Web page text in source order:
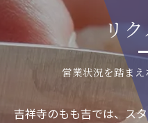
営業状況を踏ま
リ
吉祥寺のもも吉では、ス